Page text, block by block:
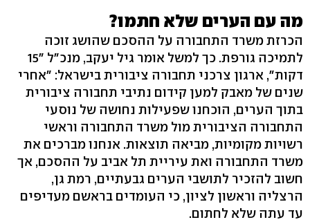
מה עם הערים שלא חתמו?
הכרזת משרד התחבורה על ההסכם שהושג זוכה
לתמיכה גורפת. כך למשל אומר גיל יעקב, מנכ"ל "15
דקות", ארגון צרכני תחבורה ציבורית בישראל: "אחרי
שנים של מאבק למען קידום נתיבי תחבורה ציבורית
בתוך הערים, הוכחנו שפעילות נחושה של נוסעי
התחבורה הציבורית מול משרד התחבורה וראשי
רשויות מקומיות, מביאה תוצאות. אנחנו מברכים את
משרד התחבורה ואת עיריית תל אביב על ההסכם, אך
חשוב להזכיר לתושבי הערים גבעתיים, רמת גן,
הרצליה וראשון לציון, כי העומדים בראשם מעדיפים
עד עתה שלא לחתום.